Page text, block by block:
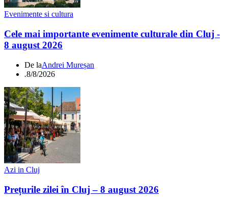
Evenimente si cultura
Cele mai importante evenimente culturale din Cluj -
8 august 2026
De laAndrei Mureșan
.8/8/2026
Azi in Cluj
Prețurile zilei în Cluj – 8 august 2026